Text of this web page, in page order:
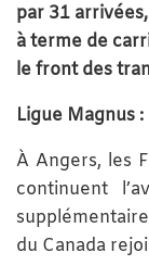
par 31
à terme de
le front des
Ligue Magnus :
À Angers, les
continuent
du Canada